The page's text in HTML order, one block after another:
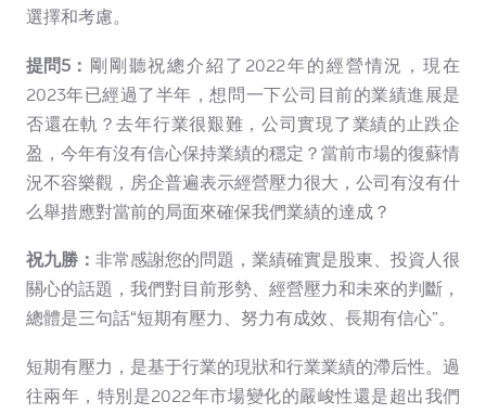
選擇和考慮。
提問5： 剛剛聽祝總介紹了2022年的經營情況，現在
2023年已經過了半年，想問一下公司目前的業績進展是
否還在軌？去年行業很艱難，公司實現了業績的止跌企
盈，今年有沒有信心保持業績的穩定？當前市場的復蘇情
況不容樂觀，房企普遍表示經營壓力很大，公司有沒有什
么舉措應對當前的局面來確保我們業績的達成？
祝九勝： 非常感謝您的問題，業績確實是股東、投資人很
關心的話題，我們對目前形勢、經營壓力和未來的判斷，
總體是三句話“短期有壓力、努力有成效、長期有信心”。
短期有壓力，是基于行業的現狀和行業業績的滯后性。過
往兩年，特別是2022年市場變化的嚴峻性還是超出我們